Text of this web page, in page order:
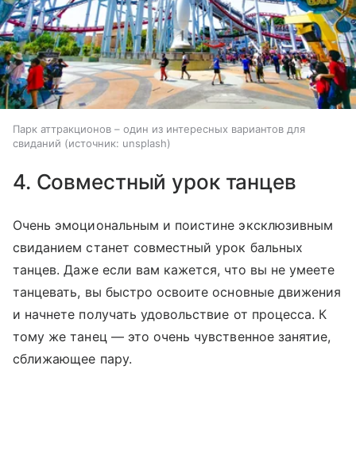
Парк аттракционов – один из интересных вариантов для
свиданий (источник: unsplash)
4. Совместный урок танцев
Очень эмоциональным и поистине эксклюзивным
свиданием станет совместный урок бальных
танцев. Даже если вам кажется, что вы не умеете
танцевать, вы быстро освоите основные движения
и начнете получать удовольствие от процесса. К
тому же танец — это очень чувственное занятие,
сближающее пару.